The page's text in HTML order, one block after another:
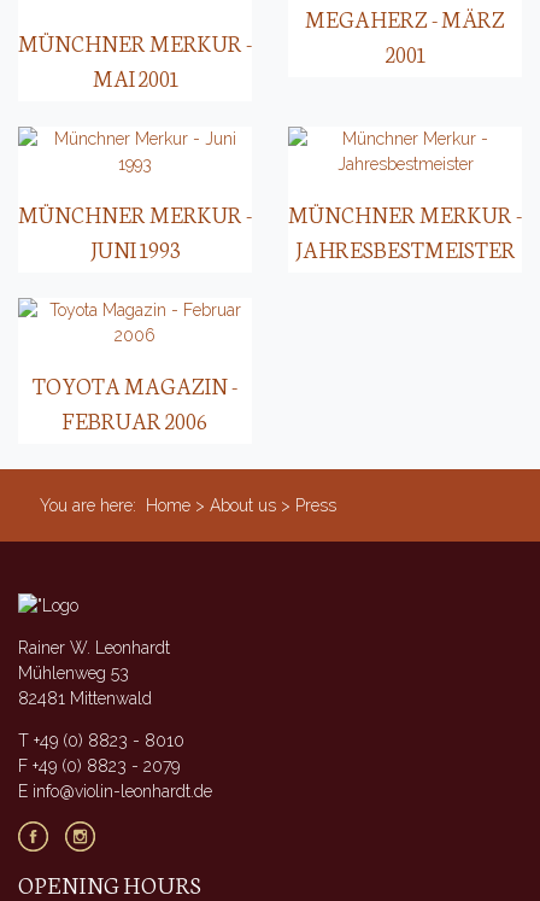
MÜNCHNER MERKUR -
MAI 2001
MEGAHERZ - MÄRZ
2001
MÜNCHNER MERKUR -
JUNI 1993
MÜNCHNER MERKUR -
JAHRESBESTMEISTER
TOYOTA MAGAZIN -
FEBRUAR 2006
You are here: Home > About us > Press
Rainer W. Leonhardt
Mühlenweg 53
82481 Mittenwald
T +49 (0) 8823 - 8010
F +49 (0) 8823 - 2079
E info@violin-leonhardt.de
OPENING HOURS